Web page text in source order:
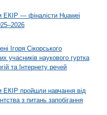
ЕКІР — фіналісти Huawei
Ігоря Сікорського
учасників наукового гуртка
та Інтернету речей
пройшли навчання від
з питань запобігання